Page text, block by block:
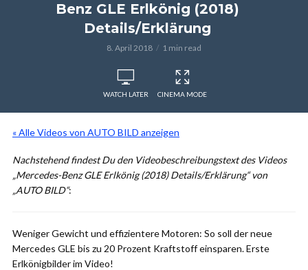
Benz GLE Erlkönig (2018)
Details/Erklärung
8. April 2018 1 min read
WATCH LATER CINEMA MODE
« Alle Videos von AUTO BILD anzeigen
Nachstehend findest Du den Videobeschreibungstext des Videos
„Mercedes-Benz GLE Erlkönig (2018) Details/Erklärung“ von
„AUTO BILD“:
Weniger Gewicht und effizientere Motoren: So soll der neue
Mercedes GLE bis zu 20 Prozent Kraftstoff einsparen. Erste
Erlkönigbilder im Video!